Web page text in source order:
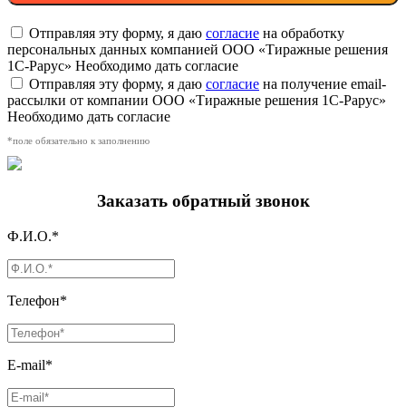
Отправляя эту форму, я даю согласие на обработку
персональных данных компанией ООО «Тиражные решения
1С-Рарус» Необходимо дать согласие
Отправляя эту форму, я даю согласие на получение email-
рассылки от компании ООО «Тиражные решения 1С-Рарус»
Необходимо дать согласие
*поле обязательно к заполнению
Заказать обратный звонок
Ф.И.О.*
Телефон*
E-mail*